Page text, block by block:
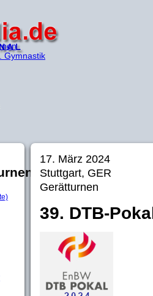
Gymnastik
17. März 2024
Stuttgart, GER
Gerätturnen
39. DTB-